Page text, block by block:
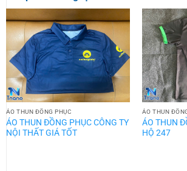
ÁO THUN ĐỒNG PHỤC
ÁO THUN ĐỒNG PHỤC CÔNG TY
NỘI THẤT GIÁ TỐT
ÁO THUN
ÁO THUN
HỘ 247